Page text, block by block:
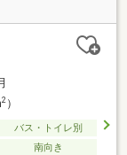
2）
バス・トイレ別
南向き